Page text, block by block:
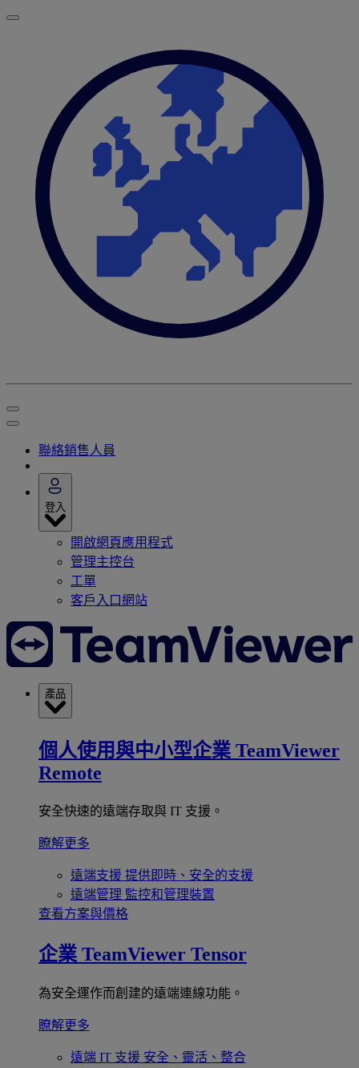
聯絡銷售人員
登入
開啟網頁應用程式
管理主控台
工單
客戶入口網站
產品
個人使用與中小型企業 TeamViewer
Remote
安全快速的遠端存取與 IT 支援。
瞭解更多
遠端支援 提供即時、安全的支援
遠端管理 監控和管理裝置
查看方案與價格
企業 TeamViewer Tensor
為安全運作而創建的遠端連線功能。
瞭解更多
遠端 IT 支援 安全、靈活、整合